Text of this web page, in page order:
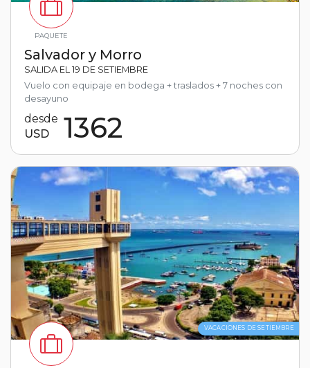
PAQUETE
Salvador y Morro
SALIDA EL 19 DE SETIEMBRE
Vuelo con equipaje en bodega + traslados + 7 noches con
desayuno
desde
USD
1362
VACACIONES DE SETIEMBRE